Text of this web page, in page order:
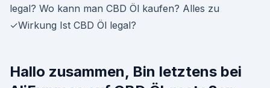
legal? Wo kann man CBD Öl kaufen? Alles zu
✓Wirkung Ist CBD Öl legal?
Hallo zusammen, Bin letztens bei